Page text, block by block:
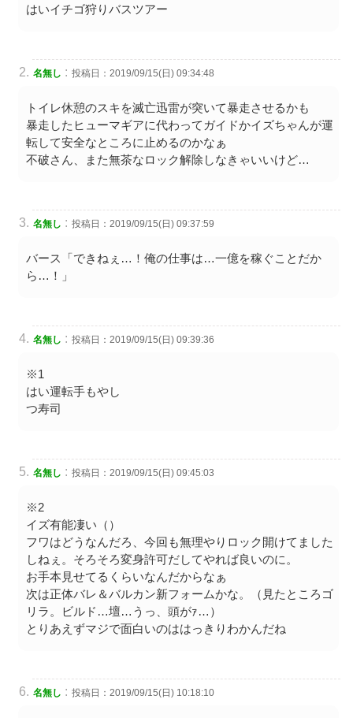
はいイチゴ狩りバスツアー
名無し : 投稿日：2019/09/15(日) 09:34:48
トイレ休憩のスキを滅亡迅雷が突いて暴走させるかも
暴走したヒューマギアに代わってガイドかイズちゃんが運
転して安全なところに止めるのかなぁ
不破さん、また無茶なロック解除しなきゃいいけど…
名無し : 投稿日：2019/09/15(日) 09:37:59
バース「できねぇ…！俺の仕事は…一億を稼ぐことだか
ら…！」
名無し : 投稿日：2019/09/15(日) 09:39:36
※1
はい運転手もやし
つ寿司
名無し : 投稿日：2019/09/15(日) 09:45:03
※2
イズ有能凄い（）
フワはどうなんだろ、今回も無理やりロック開けてました
しねぇ。そろそろ変身許可だしてやれば良いのに。
お手本見せてるくらいなんだからなぁ
次は正体バレ＆バルカン新フォームかな。（見たところゴ
リラ。ビルド…壇…うっ、頭がｧ…）
とりあえずマジで面白いのははっきりわかんだね
名無し : 投稿日：2019/09/15(日) 10:18:10